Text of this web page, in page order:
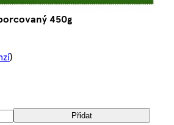
450g
)
Přidat